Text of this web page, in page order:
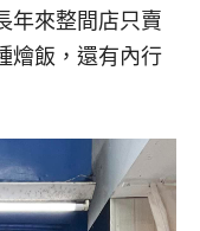
年來整間店只賣
燴飯，還有內行